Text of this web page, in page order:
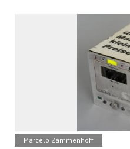
Marcelo Zammenhoff